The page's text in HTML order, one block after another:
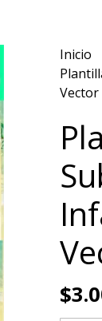
Inicio
Vector